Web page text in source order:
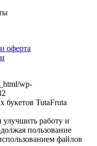
оферта
wp-
букетов TutaFruta
работу и
пользование
файлов